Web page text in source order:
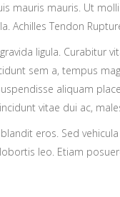
mauris mauris. Ut
Achilles Tendon
ligula.
sem a, tempus
aliquam
vitae dui ac,
eros. Sed
leo. Etiam